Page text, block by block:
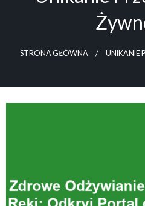
STRONA GŁÓWNA UNIKANIE